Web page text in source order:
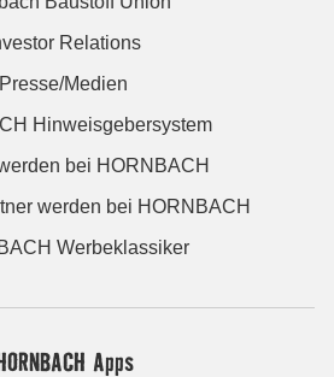
Relations
Presse/Medien
Hinweisgebersystem
bei HORNBACH
werden bei HORNBACH
Werbeklassiker
Apps